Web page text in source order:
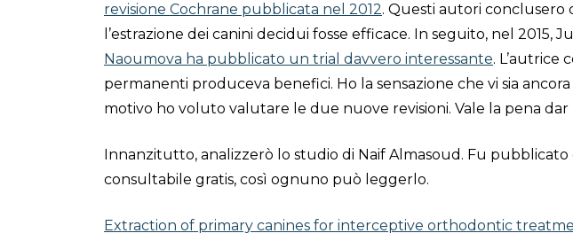
revisione Cochrane pubblicata nel 2012. Questi autori conclusero
l’estrazione dei canini decidui fosse efficace. In seguito, nel 2015,
Naoumova ha pubblicato un trial davvero interessante. L’autrice
permanenti produceva benefici. Ho la sensazione che vi sia
motivo ho voluto valutare le due nuove revisioni. Vale la pena dar
Innanzitutto, analizzerò lo studio di Naif Almasoud. Fu pubblicato
consultabile gratis, così ognuno può leggerlo.
Extraction of primary canines for interceptive orthodontic